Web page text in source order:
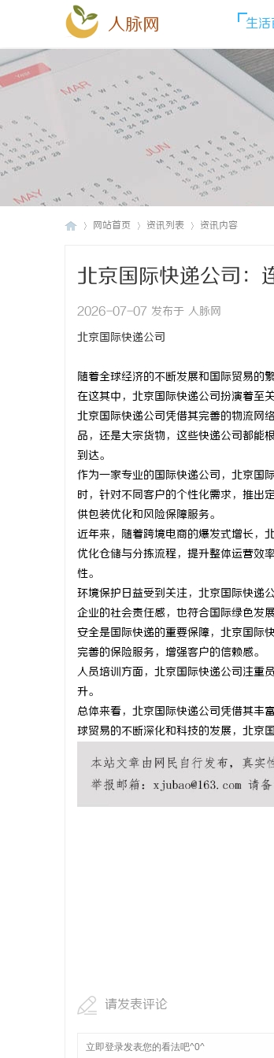
人脉网 生
网站首页 资讯列表 资讯内容
北京国际快递公司：
2026-07-07 发布于 人脉网
北京国际快递公司
随着全球经济的不断发展和国际贸易的
在这其中，北京国际快递公司扮演着至
北京国际快递公司凭借其完善的物流网
品，还是大宗货物，这些快递公司都能
到达。
作为一家专业的国际快递公司，北京国
时，针对不同客户的个性化需求，推出
供包装优化和风险保障服务。
近年来，随着跨境电商的爆发式增长，
优化仓储与分拣流程，提升整体运营效
性。
环境保护日益受到关注，北京国际快递
企业的社会责任感，也符合国际绿色发展
安全是国际快递的重要保障，北京国际
完善的保险服务，增强客户的信赖感。
人员培训方面，北京国际快递公司注重
升。
总体来看，北京国际快递公司凭借其丰
球贸易的不断深化和科技的发展，北京
请发表评论